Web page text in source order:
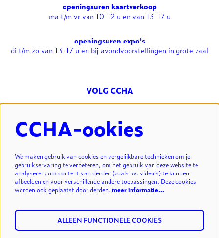
openingsuren kaartverkoop
ma t/m vr van 10-12 u en van 13-17 u
openingsuren expo's
di t/m zo van 13-17 u en bij avondvoorstellingen in grote zaal
VOLG CCHA
INSCHRIJVEN
CCHA-ookies
We maken gebruik van cookies en vergelijkbare technieken om je
gebruikservaring te verbeteren, om het gebruik van deze website te
analyseren, om content van derden (zoals bv. video’s) te kunnen
afbeelden en voor verschillende andere toepassingen. Deze cookies
worden ook geplaatst door derden. meer informatie…
ALLEEN FUNCTIONELE COOKIES